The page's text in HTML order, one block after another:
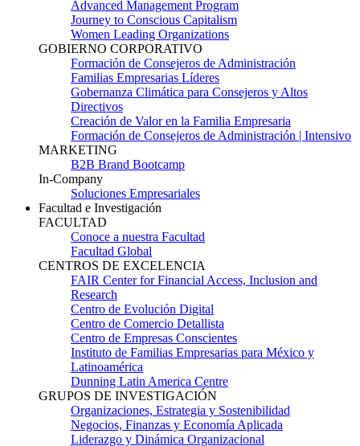
Advanced Management Program
Journey to Conscious Capitalism
Women Leading Organizations
GOBIERNO CORPORATIVO
Formación de Consejeros de Administración
Familias Empresarias Líderes
Gobernanza Climática para Consejeros y Altos
Directivos
Creación de Valor en la Familia Empresaria
Formación de Consejeros de Administración | Intensivo
MARKETING
B2B Brand Bootcamp
In-Company
Soluciones Empresariales
Facultad e Investigación
FACULTAD
Conoce a nuestra Facultad
Facultad Global
CENTROS DE EXCELENCIA
FAIR Center for Financial Access, Inclusion and
Research
Centro de Evolución Digital
Centro de Comercio Detallista
Centro de Empresas Conscientes
Instituto de Familias Empresarias para México y
Latinoamérica
Dunning Latin America Centre
GRUPOS DE INVESTIGACIÓN
Organizaciones, Estrategia y Sostenibilidad
Negocios, Finanzas y Economía Aplicada
Liderazgo y Dinámica Organizacional